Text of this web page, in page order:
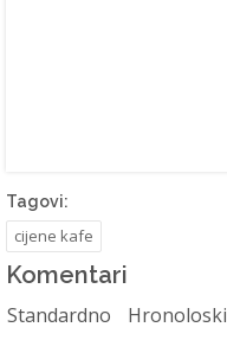
Tagovi:
cijene kafe
Komentari
Standardno Hronoloski